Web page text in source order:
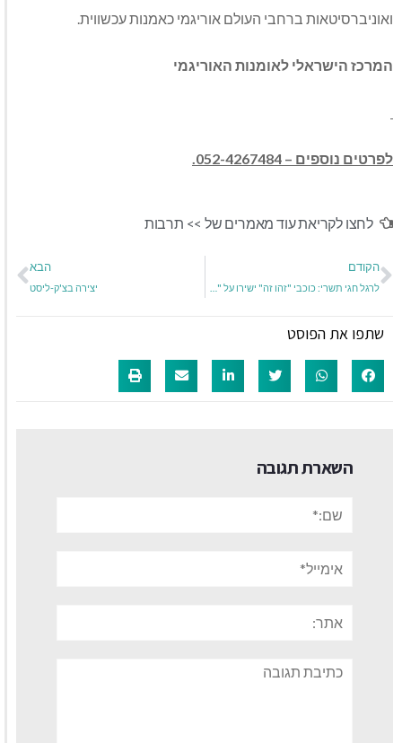
ואוניברסיטאות ברחבי העולם אוריגמי כאמנות עכשווית.
המרכז הישראלי לאומנות האוריגמי
לפרטים נוספים – 052-4267484.
לחצו לקריאת עוד מאמרים של >> תרבות
הקודם הבא
יצירה בצ'ק-ליסט
שתפו את הפוסט
השארת תגובה
תגובה